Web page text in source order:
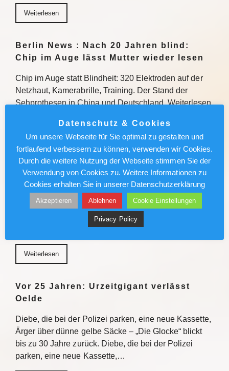
Weiterlesen
Berlin News : Nach 20 Jahren blind:
Chip im Auge lässt Mutter wieder lesen
Chip im Auge statt Blindheit: 320 Elektroden auf der
Netzhaut, Kamerabrille, Training. Der Stand der
Sehprothesen in China und Deutschland. Weiterlesen
Weiterlesen
Berlin News : Techno-Festival in
Thüringen: Polizei-Drohnen fangen
Schilderdiebe
An der Bleilochtalsperre bei Saalburg in Thüringen
tanzt gerade die Festivalgemeinde. Einige scheinen
nicht nur wegen der Musik zu kommen. Weiterlesen
Weiterlesen
Vor 25 Jahren: Urzeitgigant verlässt
Oelde
Diebe, die bei der Polizei parken, eine neue Kassette,
Ärger über dünne gelbe Säcke – „Die Glocke“ blickt
bis zu 30 Jahre zurück. Diebe, die bei der Polizei
parken, eine neue Kassette,…
Datenschutz & Cookies
Um unsere Webseite für Sie optimal zu gestalten und
fortlaufend verbessern zu können, verwenden wir Cookies.
Durch die weitere Nutzung der Webseite stimmen Sie der
Verwendung von Cookies zu. Weitere Informationen zu
Cookies erhalten Sie in unserer Datenschutzerklärung
Akzeptieren Ablehnen Cookie Einstellungen
Privacy Policy